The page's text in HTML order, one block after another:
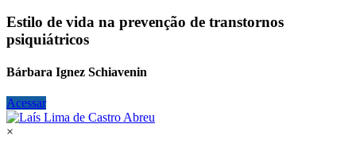
Estilo de vida na prevenção de transtornos
psiquiátricos
Bárbara Ignez Schiavenin
Acessar
×